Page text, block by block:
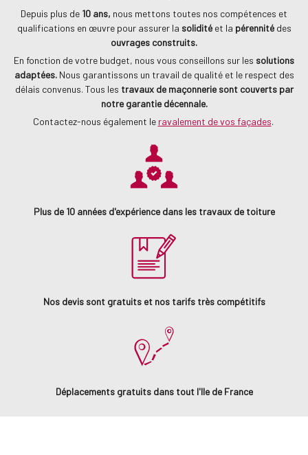
Depuis plus de 10 ans, nous mettons toutes nos compétences et
qualifications en œuvre pour assurer la soliditéet la pérennitédes
ouvrages construits.
En fonction de votre budget, nous vous conseillons sur les solutions
adaptées.Nous garantissons un travail de qualité et le respect des
délais convenus. Tous les travaux de maçonnerie sont couverts par
notre garantie décennale.
Contactez-nous également le ravalement de vos façades.
Plus de 10 années d'expérience dans les travaux de toiture
Nos devis sont gratuits et nos tarifs très compétitifs
Déplacements gratuits dans tout l'Ile de France